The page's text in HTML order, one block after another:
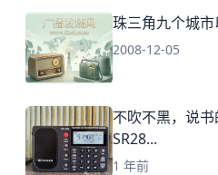
珠三角九个城
2008-12-05
不吹不黑，说
SR28...
1 年前